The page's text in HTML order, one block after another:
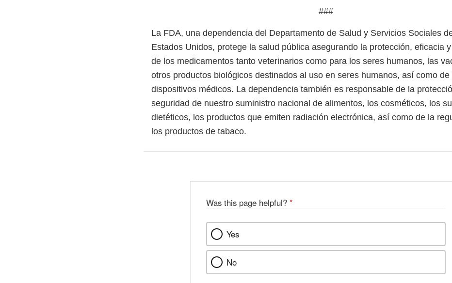
###
La FDA, una dependencia del Departamento de Salud y Servicios Sociales
Estados Unidos, protege la salud pública asegurando la protección, eficacia
de los medicamentos tanto veterinarios como para los seres humanos, las
otros productos biológicos destinados al uso en seres humanos, así como de
dispositivos médicos. La dependencia también es responsable de la
seguridad de nuestro suministro nacional de alimentos, los cosméticos, los
dietéticos, los productos que emiten radiación electrónica, así como de la
los productos de tabaco.
Was this page helpful? *
Yes
No